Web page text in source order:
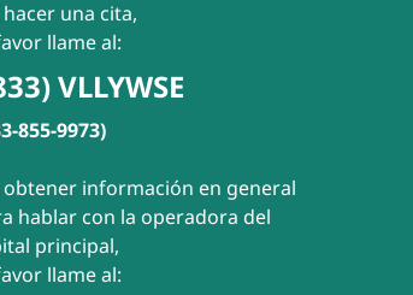
hacer una cita,
llame al:
VLLYWSE
855-9973)
obtener información en general
hablar con la operadora del
principal,
llame al: